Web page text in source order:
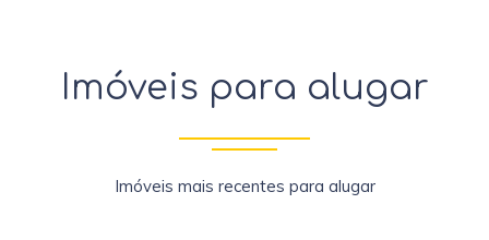
Imóveis para alugar
Imóveis mais recentes para alugar